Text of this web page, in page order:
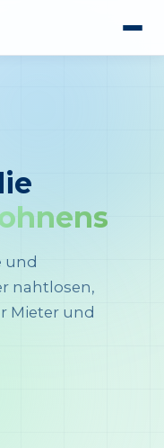
und
nahtlosen,
Mieter und